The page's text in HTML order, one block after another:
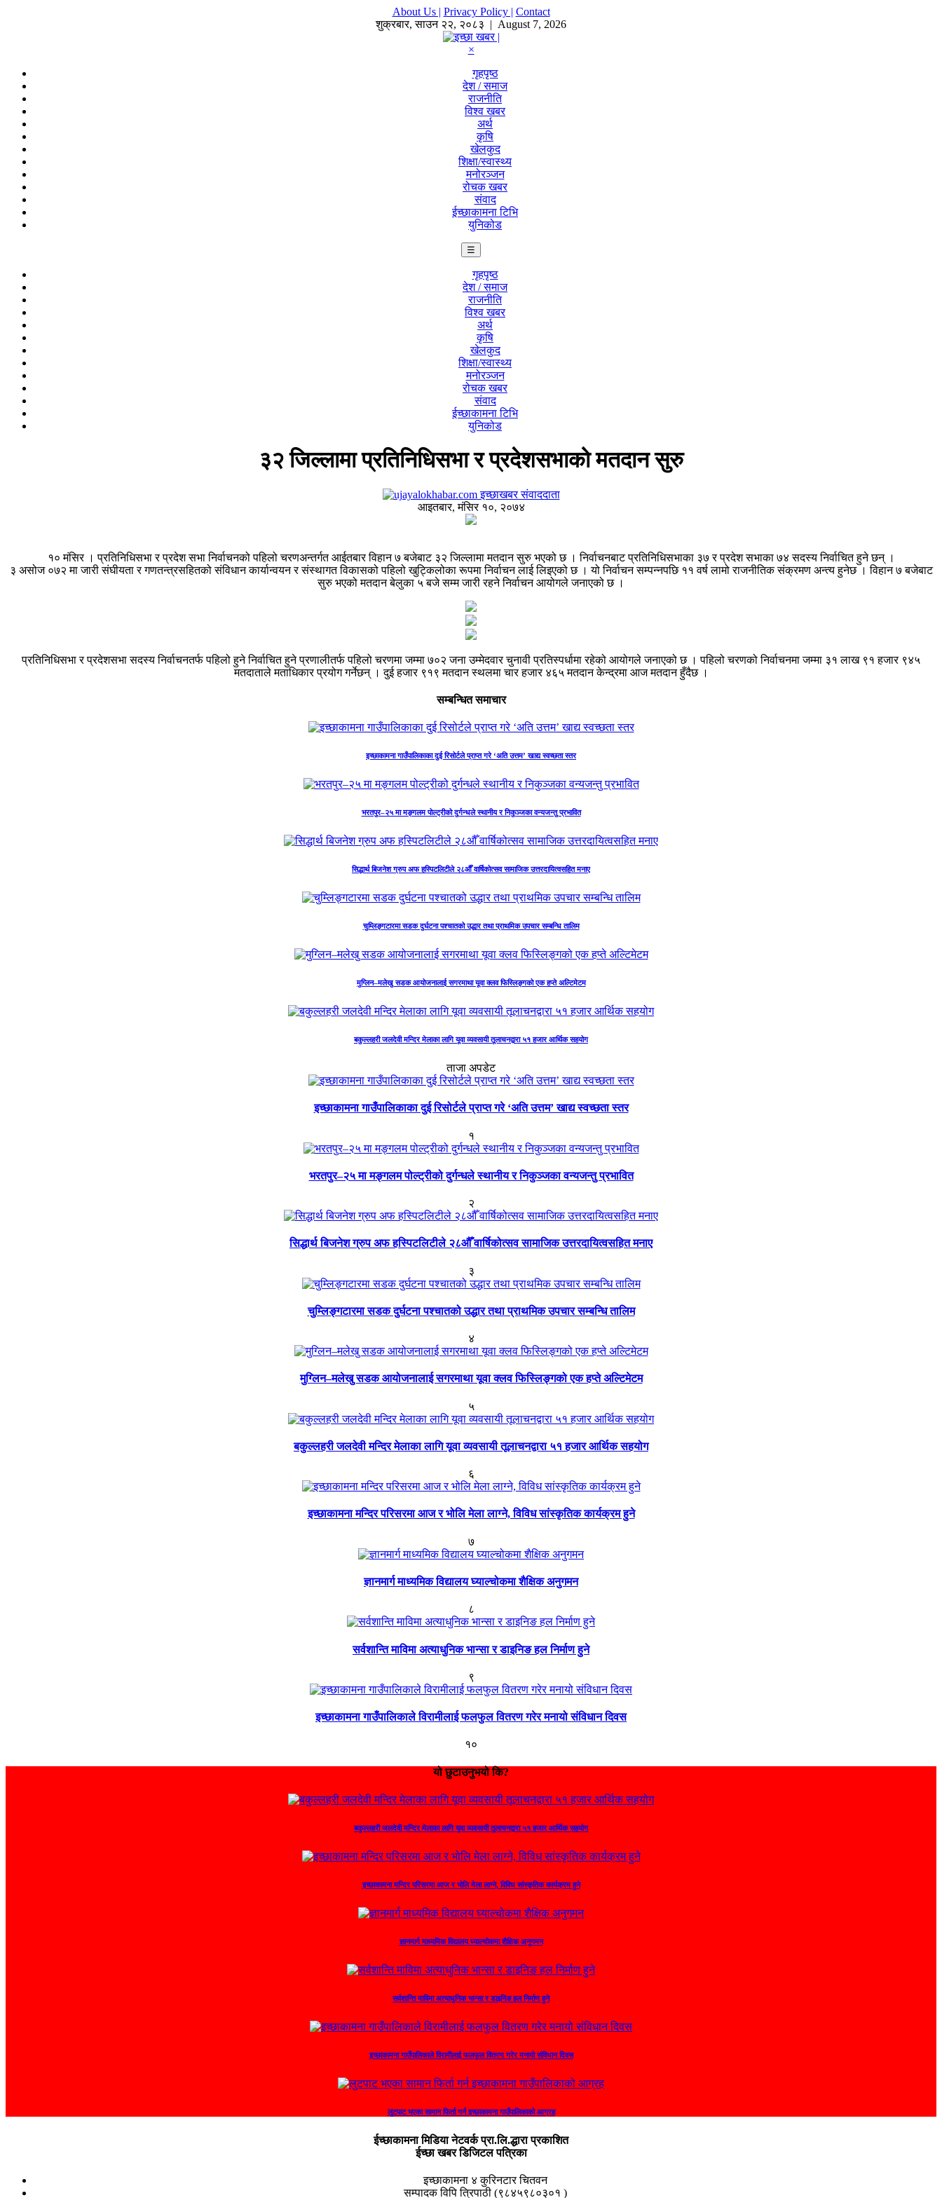
About Us | Privacy Policy | Contact
शुक्रबार,साउन २२, २०८३ | August 7, 2026
×
गृहपृष्ठ
देश / समाज
राजनीति
विश्व खबर
अर्थ
कृषि
खेलकुद
शिक्षा/स्वास्थ्य
मनोरञ्जन
रोचक खबर
संवाद
ईच्छाकामना टिभि
युनिकोड
☰
गृहपृष्ठ
देश / समाज
राजनीति
विश्व खबर
अर्थ
कृषि
खेलकुद
शिक्षा/स्वास्थ्य
मनोरञ्जन
रोचक खबर
संवाद
ईच्छाकामना टिभि
युनिकोड
३२ जिल्लामा प्रतिनिधिसभा र प्रदेशसभाको मतदान सुरु
इच्छाखबर संवाददाता
आइतबार, मंसिर १०, २०७४
१० मंसिर । प्रतिनिधिसभा र प्रदेश सभा निर्वाचनको पहिलो चरणअन्तर्गत आईतबार विहान ७ बजेबाट ३२ जिल्लामा मतदान सुरु भएको छ । निर्वाचनबाट प्रतिनिधिसभाका ३७ र प्रदेश सभाका ७४ सदस्य निर्वाचित हुने छन् ।
३ असोज ०७२ मा जारी संघीयता र गणतन्त्रसहितको संविधान कार्यान्वयन र संस्थागत विकासको पहिलो खुट्किलोका रूपमा निर्वाचन लाई लिइएको छ । यो निर्वाचन सम्पन्नपछि ११ वर्ष लामो राजनीतिक संक्रमण अन्त्य हुनेछ । विहान ७ बजेबाट
सुरु भएको मतदान बेलुका ५ बजे सम्म जारी रहने निर्वाचन आयोगले जनाएको छ ।
प्रतिनिधिसभा र प्रदेशसभा सदस्य निर्वाचनतर्फ पहिलो हुने निर्वाचित हुने प्रणालीतर्फ पहिलो चरणमा जम्मा ७०२ जना उम्मेदवार चुनावी प्रतिस्पर्धामा रहेको आयोगले जनाएको छ । पहिलो चरणको निर्वाचनमा जम्मा ३१ लाख ९१ हजार ९४५
मतदाताले मताधिकार प्रयोग गर्नेछन् । दुई हजार ९१९ मतदान स्थलमा चार हजार ४६५ मतदान केन्द्रमा आज मतदान हुँदैछ ।
सम्बन्धित समाचार
इच्छाकामना गाउँपालिकाका दुई रिसोर्टले प्राप्त गरे ‘अति उत्तम’ खाद्य स्वच्छता स्तर
भरतपुर–२५ मा मङ्गलम पोल्ट्रीको दुर्गन्धले स्थानीय र निकुञ्जका वन्यजन्तु प्रभावित
सिद्धार्थ बिजनेश ग्रुप अफ हस्पिटलिटीले २८औँ वार्षिकोत्सव सामाजिक उत्तरदायित्वसहित मनाए
चुम्लिङ्गटारमा सडक दुर्घटना पश्चातको उद्धार तथा प्राथमिक उपचार सम्बन्धि तालिम
मुग्लिन–मलेखु सडक आयोजनालाई सगरमाथा यूवा क्लव फिस्लिङ्गको एक हप्ते अल्टिमेटम
बकुल्लहरी जलदेवी मन्दिर मेलाका लागि यूवा व्यवसायी तूलाचनद्वारा ५१ हजार आर्थिक सहयोग
ताजा अपडेट
इच्छाकामना गाउँपालिकाका दुई रिसोर्टले प्राप्त गरे ‘अति उत्तम’ खाद्य स्वच्छता स्तर
१
भरतपुर–२५ मा मङ्गलम पोल्ट्रीको दुर्गन्धले स्थानीय र निकुञ्जका वन्यजन्तु प्रभावित
२
सिद्धार्थ बिजनेश ग्रुप अफ हस्पिटलिटीले २८औँ वार्षिकोत्सव सामाजिक उत्तरदायित्वसहित मनाए
३
चुम्लिङ्गटारमा सडक दुर्घटना पश्चातको उद्धार तथा प्राथमिक उपचार सम्बन्धि तालिम
४
मुग्लिन–मलेखु सडक आयोजनालाई सगरमाथा यूवा क्लव फिस्लिङ्गको एक हप्ते अल्टिमेटम
५
बकुल्लहरी जलदेवी मन्दिर मेलाका लागि यूवा व्यवसायी तूलाचनद्वारा ५१ हजार आर्थिक सहयोग
६
इच्छाकामना मन्दिर परिसरमा आज र भोलि मेला लाग्ने, विविध सांस्कृतिक कार्यक्रम हुने
७
ज्ञानमार्ग माध्यमिक विद्यालय घ्याल्चोकमा शैक्षिक अनुगमन
८
सर्वशान्ति माविमा अत्याधुनिक भान्सा र डाइनिङ हल निर्माण हुने
९
इच्छाकामना गाउँपालिकाले विरामीलाई फलफुल वितरण गरेर मनायो संविधान दिवस
१०
यो छुटाउनुभयो कि?
बकुल्लहरी जलदेवी मन्दिर मेलाका लागि यूवा व्यवसायी तूलाचनद्वारा ५१ हजार आर्थिक सहयोग
इच्छाकामना मन्दिर परिसरमा आज र भोलि मेला लाग्ने, विविध सांस्कृतिक कार्यक्रम हुने
ज्ञानमार्ग माध्यमिक विद्यालय घ्याल्चोकमा शैक्षिक अनुगमन
सर्वशान्ति माविमा अत्याधुनिक भान्सा र डाइनिङ हल निर्माण हुने
इच्छाकामना गाउँपालिकाले विरामीलाई फलफुल वितरण गरेर मनायो संविधान दिवस
लुटपाट भएका सामान फिर्ता गर्न इच्छाकामना गाउँपालिकाको आग्रह
ईच्छाकामना मिडिया नेटवर्क प्रा.लि.द्धारा प्रकाशित
ईच्छा खबर डिजिटल पत्रिका
इच्छाकामना ४ कुरिनटार चितवन
सम्पादक विपि त्रिपाठी (९८४५९८०३०१ )